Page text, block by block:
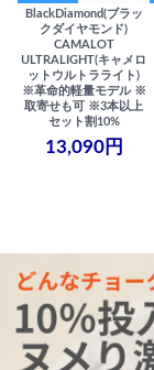
BlackDiamond(ブラッ
クダイヤモンド)
CAMALOT
ULTRALIGHT(キャメロ
ットウルトラライト)
※革命的軽量モデル ※
取寄せも可 ※3本以上
セット割10%
13,090円